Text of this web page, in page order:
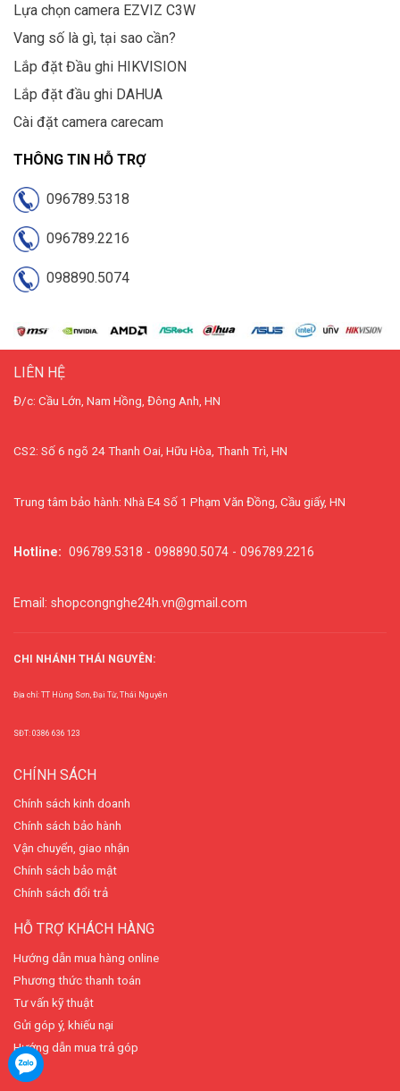
Lựa chọn camera EZVIZ C3W
Vang số là gì, tại sao cần?
Lắp đặt Đầu ghi HIKVISION
Lắp đặt đầu ghi DAHUA
Cài đặt camera carecam
THÔNG TIN HỖ TRỢ
096789.5318
096789.2216
098890.5074
LIÊN HỆ
Đ/c: Cầu Lớn, Nam Hồng, Đông Anh, HN
CS2: Số 6 ngõ 24 Thanh Oai, Hữu Hòa, Thanh Trì, HN
Trung tâm bảo hành: Nhà E4 Số 1 Phạm Văn Đồng, Cầu giấy, HN
Hotline: 096789.5318 - 098890.5074 - 096789.2216
Email: shopcongnghe24h.vn@gmail.com
CHI NHÁNH THÁI NGUYÊN:
Địa chỉ: TT Hùng Sơn, Đại Từ, Thái Nguyên
SĐT: 0386 636 123
CHÍNH SÁCH
Chính sách kinh doanh
Chính sách bảo hành
Vận chuyển, giao nhận
Chính sách bảo mật
Chính sách đổi trả
HỖ TRỢ KHÁCH HÀNG
Hướng dẫn mua hàng online
Phương thức thanh toán
Tư vấn kỹ thuật
Gửi góp ý, khiếu nại
Hướng dẫn mua trả góp